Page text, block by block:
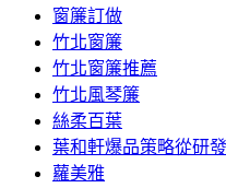
窗簾訂做
竹北窗簾
竹北窗簾推薦
竹北風琴簾
絲柔百葉
葉和軒爆品策略從研
蘿美雅